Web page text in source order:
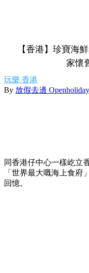
【香港】珍寶海
家懷
玩樂 香港
By 放假去邊
同香港仔中心一樣屹立
「世界最大嘅海上食府
回憶。